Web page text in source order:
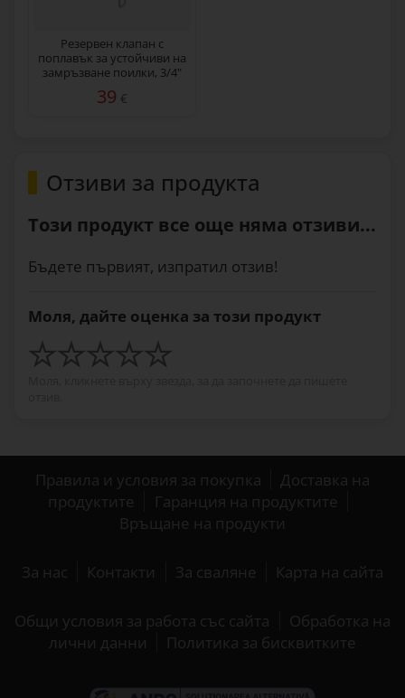
Резервен клапан с
поплавък за устойчиви на
замръзване поилки, 3/4"
39 €
Отзиви за продукта
Този продукт все още няма отзиви...
Бъдете първият, изпратил отзив!
Моля, дайте оценка за този продукт
Правила и условия за покупка
Доставка на
продуктите
Гаранция на продуктите
Връщане на продукти
За нас Контакти За сваляне Карта на сайта
Общи условия за работа със сайта
Обработка на
лични данни
Политика за бисквитките